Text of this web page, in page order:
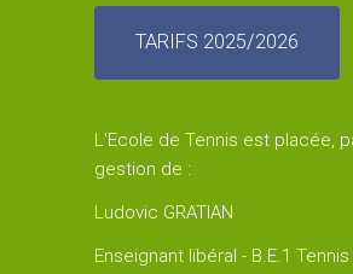
TARIFS 2025/2026
L'Ecole de Tennis est placée,
gestion de :
Ludovic GRATIAN
Enseignant libéral - B.E.1 Tennis